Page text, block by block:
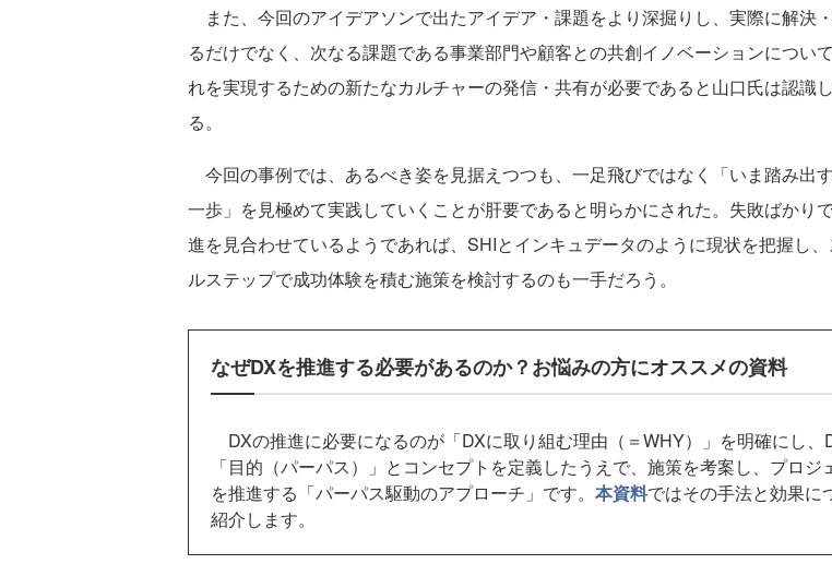
また、今回のアイデアソンで出たアイデア・課題をより深掘りし、実際に解決
るだけでなく、次なる課題である事業部門や顧客との共創イノベーションについ
れを実現するための新たなカルチャーの発信・共有が必要であると山口氏は認識
る。
今回の事例では、あるべき姿を見据えつつも、一足飛びではなく「いま踏み出
一歩」を見極めて実践していくことが肝要であると明らかにされた。失敗ばかり
進を見合わせているようであれば、SHIとインキュデータのように現状を把握し
ルステップで成功体験を積む施策を検討するのも一手だろう。
なぜDXを推進する必要があるのか？お悩みの方にオススメの資料
DXの推進に必要になるのが「DXに取り組む理由（＝WHY）」を明確にし、
「目的（パーパス）」とコンセプトを定義したうえで、施策を考案し、プロジ
を推進する「パーパス駆動のアプローチ」です。 本資料ではその手法と効果に
紹介します。